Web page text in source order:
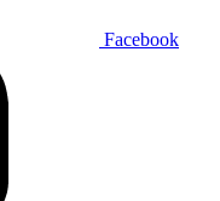
Facebook